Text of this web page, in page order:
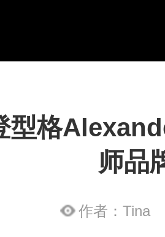
型格
师品
作者：Tina